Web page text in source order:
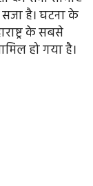
है। घटना के
के सबसे
हो गया है।